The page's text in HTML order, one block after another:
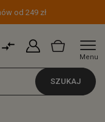
od 249 zł
Menu
SZUKAJ